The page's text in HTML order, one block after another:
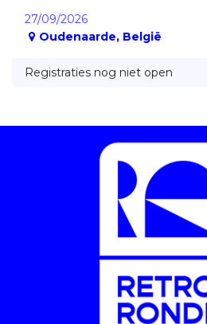
27/09/2026
Oudenaarde, België
Registraties nog niet open